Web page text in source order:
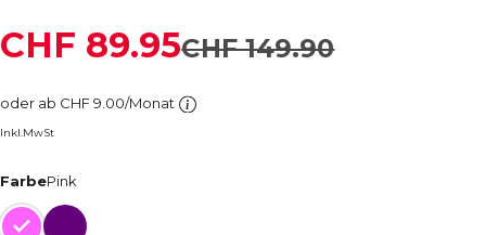
CHF 149.90
CHF 89.95
oder ab CHF 9.00/Monat
Inkl.MwSt
FarbePink
Pink Pflaume